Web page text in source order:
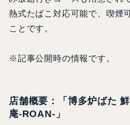
熱式たばこ対応可能で、喫煙
ことです。
※記事公開時の情報です。
店舗概要：「博多炉ばた
庵‑ROAN‑」